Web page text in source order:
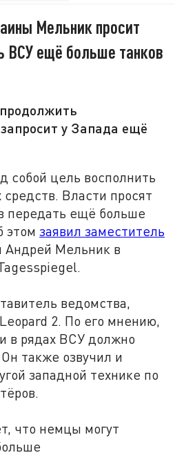
Мельник просит
ВСУ ещё больше танков
у Запада ещё
собой цель восполнить
Власти просят
передать ещё больше
этомзаявил заместитель
Мельник в
ведомства,
2. По его мнению,
в рядах ВСУ должно
также озвучил и
западной технике по
что немцы могут